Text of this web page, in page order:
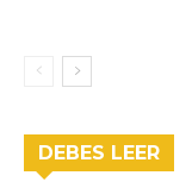
DEBES LEER